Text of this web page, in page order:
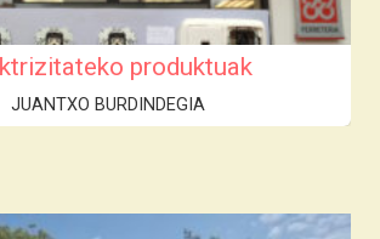
produktuak
JUANTXO BURDINDEGIA